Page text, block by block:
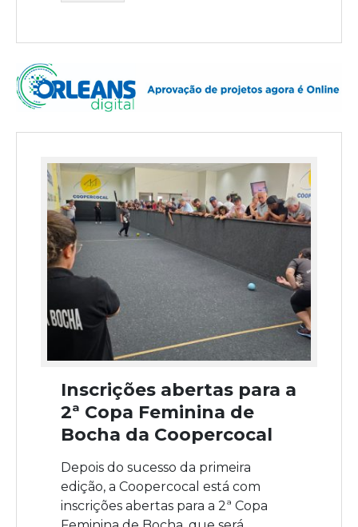
Inscrições abertas para a
2ª Copa Feminina de
Bocha da Coopercocal
Depois do sucesso da primeira
edição, a Coopercocal está com
inscrições abertas para a 2ª Copa